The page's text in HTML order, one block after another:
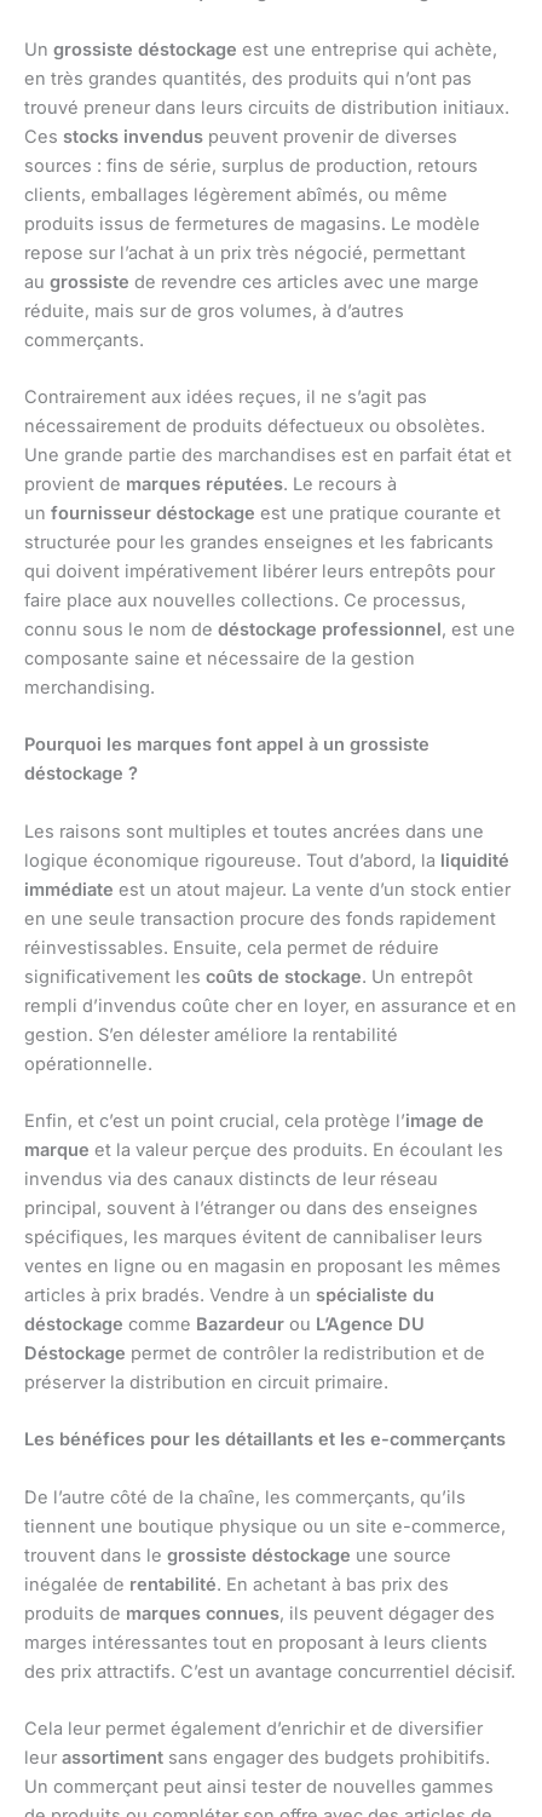
Un grossiste déstockage est une entreprise qui achète,
en très grandes quantités, des produits qui n’ont pas
trouvé preneur dans leurs circuits de distribution initiaux.
Ces stocks invendus peuvent provenir de diverses
sources : fins de série, surplus de production, retours
clients, emballages légèrement abîmés, ou même
produits issus de fermetures de magasins. Le modèle
repose sur l’achat à un prix très négocié, permettant
au grossiste de revendre ces articles avec une marge
réduite, mais sur de gros volumes, à d’autres
commerçants.
Contrairement aux idées reçues, il ne s’agit pas
nécessairement de produits défectueux ou obsolètes.
Une grande partie des marchandises est en parfait état et
provient de marques réputées. Le recours à
un fournisseur déstockage est une pratique courante et
structurée pour les grandes enseignes et les fabricants
qui doivent impérativement libérer leurs entrepôts pour
faire place aux nouvelles collections. Ce processus,
connu sous le nom de déstockage professionnel, est une
composante saine et nécessaire de la gestion
merchandising.
Pourquoi les marques font appel à un grossiste
déstockage ?
Les raisons sont multiples et toutes ancrées dans une
logique économique rigoureuse. Tout d’abord, la liquidité
immédiate est un atout majeur. La vente d’un stock entier
en une seule transaction procure des fonds rapidement
réinvestissables. Ensuite, cela permet de réduire
significativement les coûts de stockage. Un entrepôt
rempli d’invendus coûte cher en loyer, en assurance et en
gestion. S’en délester améliore la rentabilité
opérationnelle.
Enfin, et c’est un point crucial, cela protège l’image de
marque et la valeur perçue des produits. En écoulant les
invendus via des canaux distincts de leur réseau
principal, souvent à l’étranger ou dans des enseignes
spécifiques, les marques évitent de cannibaliser leurs
ventes en ligne ou en magasin en proposant les mêmes
articles à prix bradés. Vendre à un spécialiste du
déstockage comme Bazardeur ou L’Agence DU
Déstockage permet de contrôler la redistribution et de
préserver la distribution en circuit primaire.
Les bénéfices pour les détaillants et les e-commerçants
De l’autre côté de la chaîne, les commerçants, qu’ils
tiennent une boutique physique ou un site e-commerce,
trouvent dans le grossiste déstockage une source
inégalée de rentabilité. En achetant à bas prix des
produits de marques connues, ils peuvent dégager des
marges intéressantes tout en proposant à leurs clients
des prix attractifs. C’est un avantage concurrentiel décisif.
Cela leur permet également d’enrichir et de diversifier
leur assortiment sans engager des budgets prohibitifs.
Un commerçant peut ainsi tester de nouvelles gammes